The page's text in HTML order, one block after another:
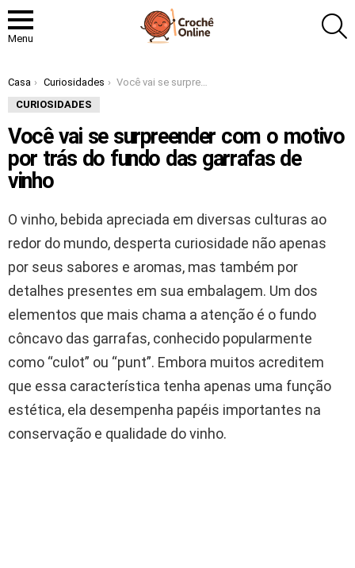
Menu
Você está aqui:
Casa Curiosidades
Você vai se surpreender com o motivo por trás do fundo das garrafas de vinho
CURIOSIDADES
Você vai se surpreender com o motivo
por trás do fundo das garrafas de
vinho
O vinho, bebida apreciada em diversas culturas ao
redor do mundo, desperta curiosidade não apenas
por seus sabores e aromas, mas também por
detalhes presentes em sua embalagem. Um dos
elementos que mais chama a atenção é o fundo
côncavo das garrafas, conhecido popularmente
como “culot” ou “punt”. Embora muitos acreditem
que essa característica tenha apenas uma função
estética, ela desempenha papéis importantes na
conservação e qualidade do vinho.